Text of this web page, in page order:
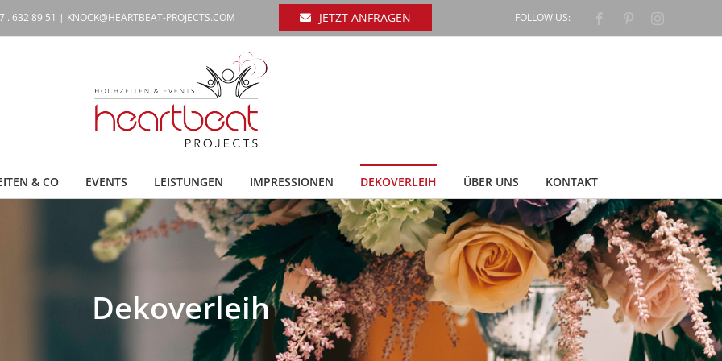
. 632 89 51 | KNOCK@HEARTBEAT-PROJECTS.COM JETZT ANFRAGEN FOLLOW US: FacebookPinterestInstagram
& CO EVENTS LEISTUNGEN IMPRESSIONEN DEKOVERLEIH ÜBER UNS KONTAKT
Dekoverleih